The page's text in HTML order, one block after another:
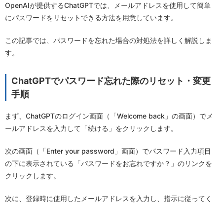
OpenAIが提供するChatGPTでは、メールアドレスを使用して簡単
にパスワードをリセットできる方法を用意しています。
この記事では、パスワードを忘れた場合の対処法を詳しく解説しま
す。
ChatGPTでパスワード忘れた際のリセット・変更
手順
まず、ChatGPTのログイン画面（「Welcome back」の画面）でメ
ールアドレスを入力して「続ける」をクリックします。
次の画面（「Enter your password」画面）でパスワード入力項目
の下に表示されている「パスワードをお忘れですか？」のリンクを
クリックします。
次に、登録時に使用したメールアドレスを入力し、指示に従ってく